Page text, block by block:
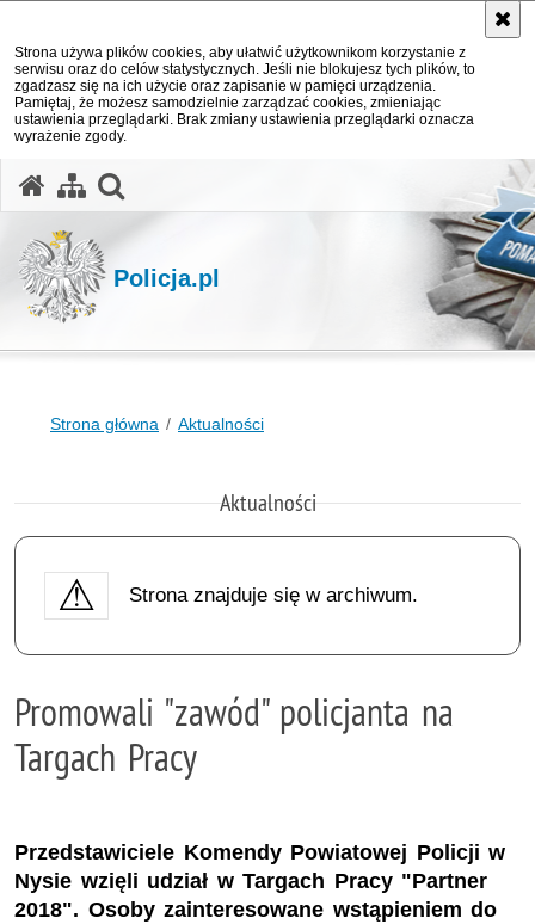
Strona używa plików cookies, aby ułatwić użytkownikom korzystanie z
serwisu oraz do celów statystycznych. Jeśli nie blokujesz tych plików, to
zgadzasz się na ich użycie oraz zapisanie w pamięci urządzenia.
Pamiętaj, że możesz samodzielnie zarządzać cookies, zmieniając
ustawienia przeglądarki. Brak zmiany ustawienia przeglądarki oznacza
wyrażenie zgody.
Policja.pl
Strona główna Aktualności
Aktualności
Strona znajduje się w archiwum.
Promowali "zawód" policjanta na
Targach Pracy
Przedstawiciele Komendy Powiatowej Policji w
Nysie wzięli udział w Targach Pracy "Partner
2018". Osoby zainteresowane wstąpieniem do